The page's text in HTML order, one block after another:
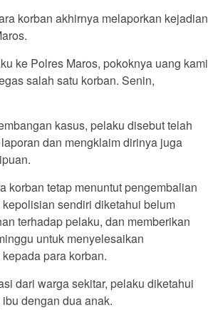
korban akhirnya melaporkan kejadian
ke Polres Maros, pokoknya uang kami
salah satu korban. Senin,
kasus, pelaku disebut telah
dan mengklaim dirinya juga
korban tetap menuntut pengembalian
sendiri diketahui belum
terhadap pelaku, dan memberikan
untuk menyelesaikan
para korban.
dari warga sekitar, pelaku diketahui
dengan dua anak.